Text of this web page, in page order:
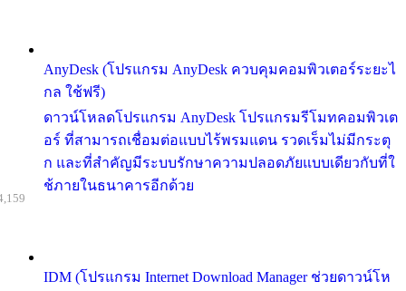
AnyDesk (โปรแกรม AnyDesk ควบคุมคอมพิวเตอร์ระยะไ
กล ใช้ฟรี)
ดาวน์โหลดโปรแกรม AnyDesk โปรแกรมรีโมทคอมพิวเต
อร์ ที่สามารถเชื่อมต่อแบบไร้พรมแดน รวดเร็มไม่มีกระตุ
ก และที่สำคัญมีระบบรักษาความปลอดภัยแบบเดียวกับที่ใ
ช้ภายในธนาคารอีกด้วย
IDM (โปรแกรม Internet Download Manager ช่วยดาวน์โห